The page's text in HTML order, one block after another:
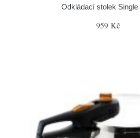
Odkládací stolek Single
959 Kč